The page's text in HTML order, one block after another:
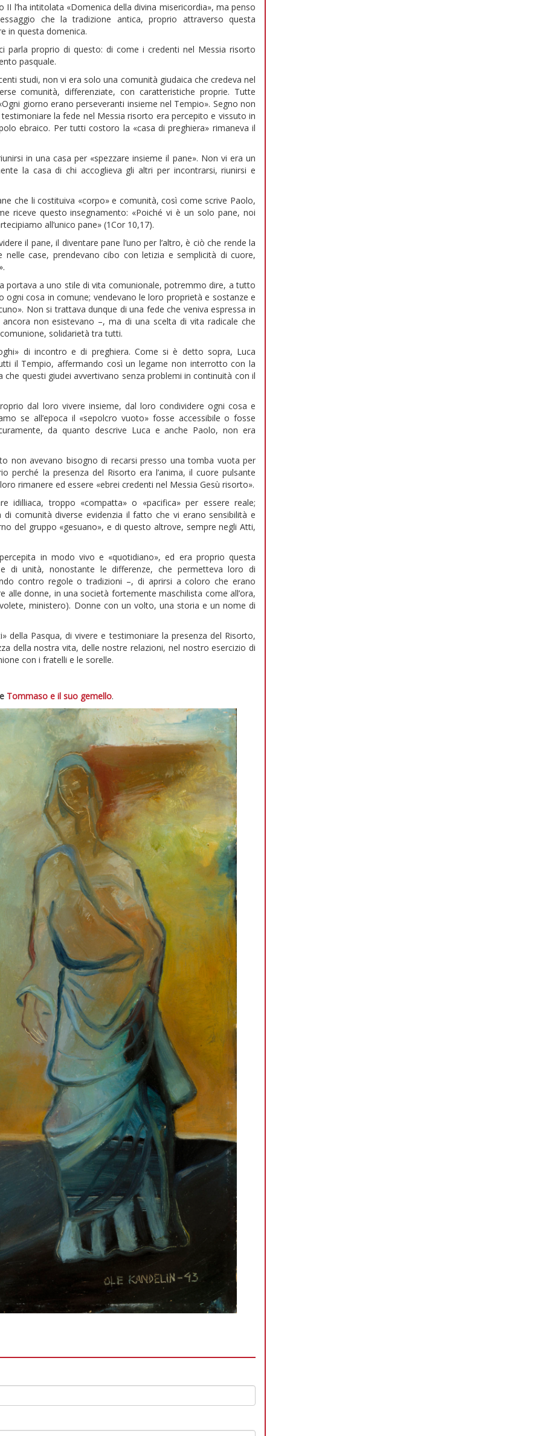
l’ha intitolata «Domenica della divina misericordia», ma penso
che la tradizione antica, proprio attraverso questa
in questa domenica.
parla proprio di questo: di come i credenti nel Messia risorto
pasquale.
studi, non vi era solo una comunità giudaica che credeva nel
comunità, differenziate, con caratteristiche proprie. Tutte
giorno erano perseveranti insieme nel Tempio». Segno non
la fede nel Messia risorto era percepito e vissuto in
ebraico. Per tutti costoro la «casa di preghiera» rimaneva il
in una casa per «spezzare insieme il pane». Non vi era un
la casa di chi accoglieva gli altri per incontrarsi, riunirsi e
che li costituiva «corpo» e comunità, così come scrive Paolo,
riceve questo insegnamento: «Poiché vi è un solo pane, noi
all’unico pane» (1Cor 10,17).
il pane, il diventare pane l’uno per l’altro, è ciò che rende la
nelle case, prendevano cibo con letizia e semplicità di cuore,
portava a uno stile di vita comunionale, potremmo dire, a tutto
cosa in comune; vendevano le loro proprietà e sostanze e
Non si trattava dunque di una fede che veniva espressa in
non esistevano –, ma di una scelta di vita radicale che
solidarietà tra tutti.
di incontro e di preghiera. Come si è detto sopra, Luca
il Tempio, affermando così un legame non interrotto con la
questi giudei avvertivano senza problemi in continuità con il
dal loro vivere insieme, dal loro condividere ogni cosa e
se all’epoca il «sepolcro vuoto» fosse accessibile o fosse
da quanto descrive Luca e anche Paolo, non era
non avevano bisogno di recarsi presso una tomba vuota per
perché la presenza del Risorto era l’anima, il cuore pulsante
rimanere ed essere «ebrei credenti nel Messia Gesù risorto».
idilliaca, troppo «compatta» o «pacifica» per essere reale;
comunità diverse evidenzia il fatto che vi erano sensibilità e
del gruppo «gesuano», e di questo altrove, sempre negli Atti,
in modo vivo e «quotidiano», ed era proprio questa
di unità, nonostante le differenze, che permetteva loro di
contro regole o tradizioni –, di aprirsi a coloro che erano
alle donne, in una società fortemente maschilista come all’ora,
ministero). Donne con un volto, una storia e un nome di
della Pasqua, di vivere e testimoniare la presenza del Risorto,
della nostra vita, delle nostre relazioni, nel nostro esercizio di
con i fratelli e le sorelle.
Tommaso e il suo gemello.